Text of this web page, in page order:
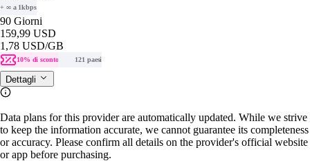
+ ∞ a 1kbps
90 Giorni
159,99 USD
1,78 USD/GB
10% di sconto 121 paesi
Dettagli
Data plans for this provider are automatically updated. While we strive
to keep the information accurate, we cannot guarantee its completeness
or accuracy. Please confirm all details on the provider's official website
or app before purchasing.